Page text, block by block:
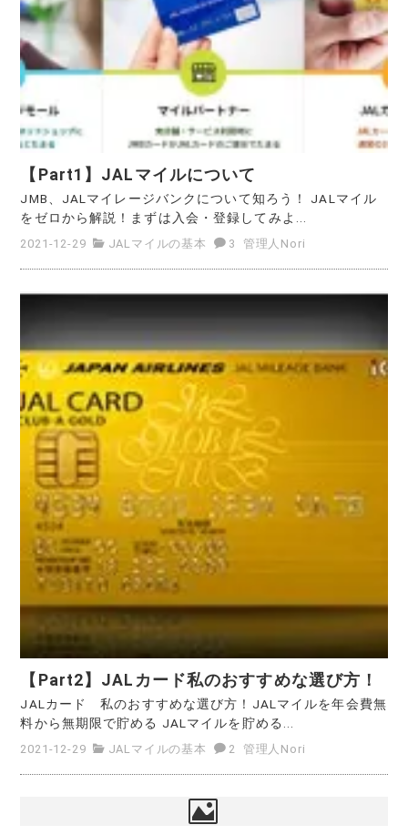
【Part1】JALマイルについて
JMB、JALマイレージバンクについて知ろう！ JALマイル
をゼロから解説！まずは入会・登録してみよ...
2021-12-29 JALマイルの基本 3 管理人Nori
【Part2】JALカード私のおすすめな選び方！
JALカード 私のおすすめな選び方！JALマイルを年会費無
料から無期限で貯める JALマイルを貯める...
2021-12-29 JALマイルの基本 2 管理人Nori